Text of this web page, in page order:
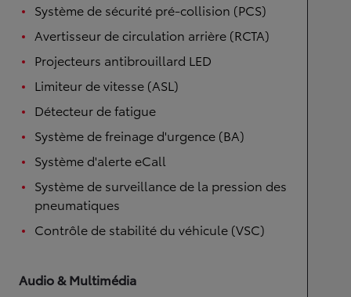
Système de sécurité pré-collision (PCS)
Avertisseur de circulation arrière (RCTA)
Projecteurs antibrouillard LED
Limiteur de vitesse (ASL)
Détecteur de fatigue
Système de freinage d'urgence (BA)
Système d'alerte eCall
Système de surveillance de la pression des
pneumatiques
Contrôle de stabilité du véhicule (VSC)
Audio & Multimédia